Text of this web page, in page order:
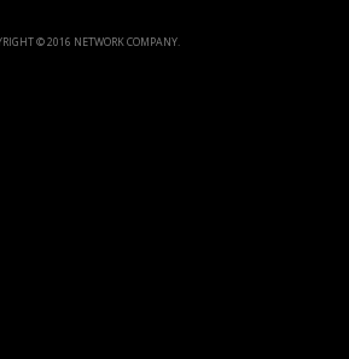
© 2016 NETWORK COMPANY.